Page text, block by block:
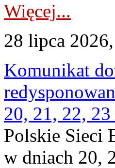
Więcej...
28 lipca
Komunikat
20, 21, 22,
Polskie Sieci
w dniach 20,